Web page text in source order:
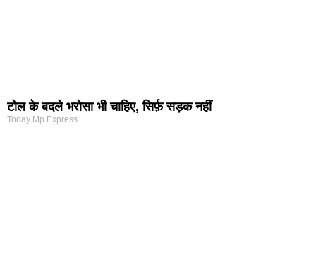
टोल के बदले भरोसा भी चाहिए, सिर्फ़ सड़क नहीं
Today Mp Express